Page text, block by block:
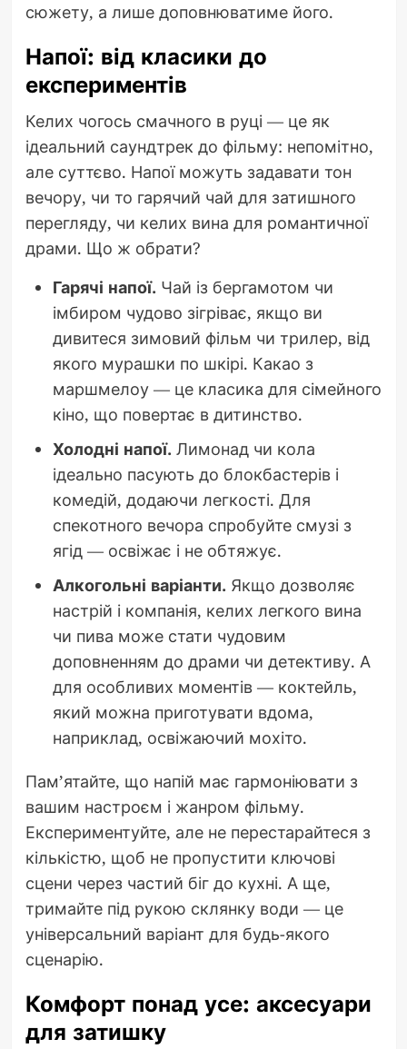
сюжету, а лише доповнюватиме його.
Напої: від класики до
експериментів
Келих чогось смачного в руці — це як
ідеальний саундтрек до фільму: непомітно,
але суттєво. Напої можуть задавати тон
вечору, чи то гарячий чай для затишного
перегляду, чи келих вина для романтичної
драми. Що ж обрати?
Гарячі напої. Чай із бергамотом чи
імбиром чудово зігріває, якщо ви
дивитеся зимовий фільм чи трилер, від
якого мурашки по шкірі. Какао з
маршмелоу — це класика для сімейного
кіно, що повертає в дитинство.
Холодні напої. Лимонад чи кола
ідеально пасують до блокбастерів і
комедій, додаючи легкості. Для
спекотного вечора спробуйте смузі з
ягід — освіжає і не обтяжує.
Алкогольні варіанти. Якщо дозволяє
настрій і компанія, келих легкого вина
чи пива може стати чудовим
доповненням до драми чи детективу. А
для особливих моментів — коктейль,
який можна приготувати вдома,
наприклад, освіжаючий мохіто.
Пам’ятайте, що напій має гармоніювати з
вашим настроєм і жанром фільму.
Експериментуйте, але не перестарайтеся з
кількістю, щоб не пропустити ключові
сцени через частий біг до кухні. А ще,
тримайте під рукою склянку води — це
універсальний варіант для будь-якого
сценарію.
Комфорт понад усе: аксесуари
для затишку